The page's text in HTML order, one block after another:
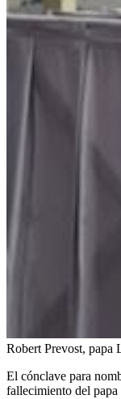
Robert Prevost, papa
El cónclave para
fallecimiento del